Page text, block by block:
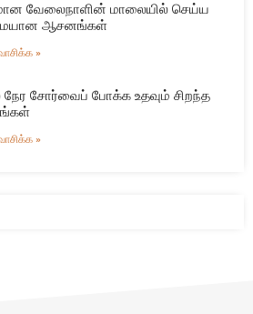
வேலைநாளின் மாலையில் செய்ய
ஆசனங்கள்
»
சோர்வைப் போக்க உதவும் சிறந்த
»